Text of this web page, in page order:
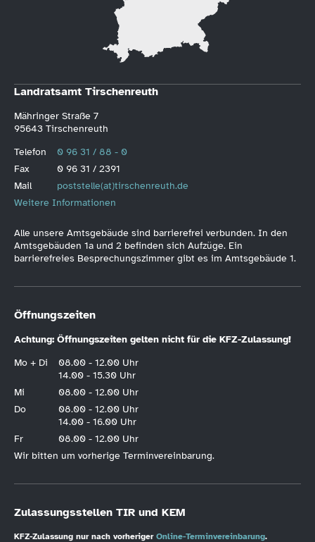
Landratsamt Tirschenreuth
Mähringer Straße 7
95643 Tirschenreuth
Telefon
0 96 31 / 88 - 0
Fax
0 96 31 / 2391
Mail
poststelle(at)tirschenreuth.de
Weitere Informationen
Alle unsere Amtsgebäude sind barrierefrei verbunden. In den
Amtsgebäuden 1a und 2 befinden sich Aufzüge. Ein
barrierefreies Besprechungszimmer gibt es im Amtsgebäude 1.
Öffnungszeiten
Achtung: Öffnungszeiten gelten nicht für die KFZ-Zulassung!
Mo + Di
08.00 - 12.00 Uhr
14.00 - 15.30 Uhr
Mi
08.00 - 12.00 Uhr
Do
08.00 - 12.00 Uhr
14.00 - 16.00 Uhr
Fr
08.00 - 12.00 Uhr
Wir bitten um vorherige Terminvereinbarung.
Zulassungsstellen TIR und KEM
KFZ-Zulassung nur nach vorheriger Online-Terminvereinbarung.